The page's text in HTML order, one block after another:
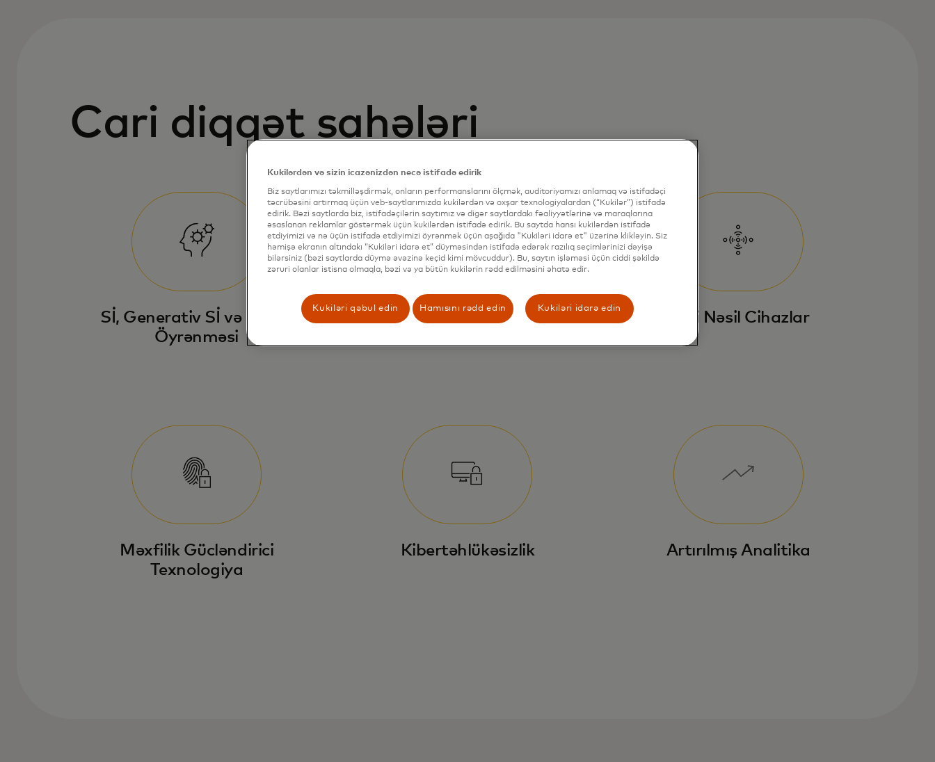
Cari diqqət sahələri
Sİ, Generativ Sİ və Maşın
Öyrənməsi
Kvant Hesablama Yeni Nəsil Cihazlar
Məxfilik Gücləndirici
Texnologiya
Kibertəhlükəsizlik Artırılmış Analitika
Kukilərdən və sizin icazənizdən necə istifadə edirik
Biz saytlarımızı təkmilləşdirmək, onların performanslarını ölçmək, auditoriyamızı anlamaq və istifadəçi
təcrübəsini artırmaq üçün veb-saytlarımızda kukilərdən və oxşar texnologiyalardan (“Kukilər”) istifadə
edirik. Bəzi saytlarda biz, istifadəçilərin saytımız və digər saytlardakı fəaliyyətlərinə və maraqlarına
əsaslanan reklamlar göstərmək üçün kukilərdən istifadə edirik. Bu saytda hansı kukilərdən istifadə
etdiyimizi və nə üçün istifadə etdiyimizi öyrənmək üçün aşağıda "Kukiləri idarə et" üzərinə klikləyin. Siz
həmişə ekranın altındakı “Kukiləri idarə et” düyməsindən istifadə edərək razılıq seçimlərinizi dəyişə
bilərsiniz (bəzi saytlarda düymə əvəzinə keçid kimi mövcuddur). Bu, saytın işləməsi üçün ciddi şəkildə
zəruri olanlar istisna olmaqla, bəzi və ya bütün kukilərin rədd edilməsini əhatə edir.
Kukiləri qəbul edin Hamısını rədd edin Kukiləri idarə edin